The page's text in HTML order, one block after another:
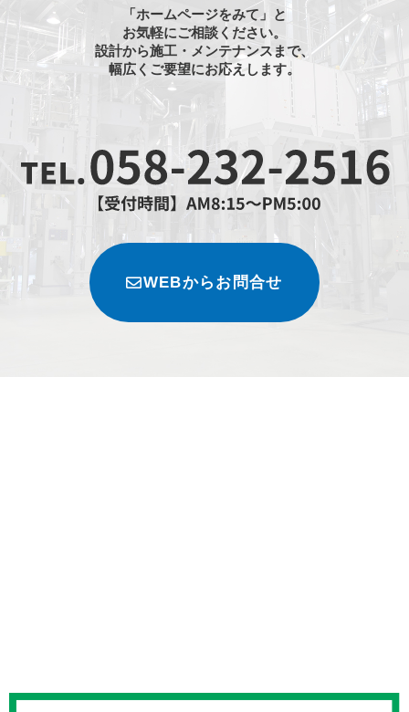
「ホームページをみて」と
お気軽にご相談ください。
設計から施工・メンテナンスまで、
幅広くご要望にお応えします。
WEBからお問合せ